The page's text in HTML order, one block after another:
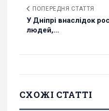
ПОПЕРЕДНЯ СТАТТЯ
У Дніпрі внаслідок
людей,...
СХОЖІ СТАТТІ